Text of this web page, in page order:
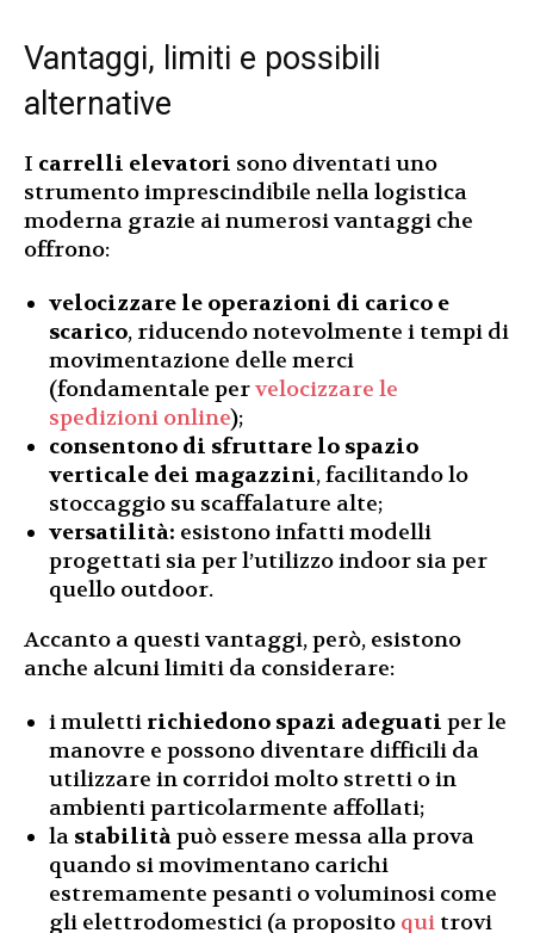
Vantaggi, limiti e possibili
alternative
I carrelli elevatori sono diventati uno
strumento imprescindibile nella logistica
moderna grazie ai numerosi vantaggi che
offrono:
velocizzare le operazioni di carico e
scarico, riducendo notevolmente i tempi di
movimentazione delle merci
(fondamentale pervelocizzare le
spedizioni online);
consentono di sfruttare lo spazio
verticale dei magazzini, facilitando lo
stoccaggio su scaffalature alte;
versatilità: esistono infatti modelli
progettati sia per l’utilizzo indoor sia per
quello outdoor.
Accanto a questi vantaggi, però, esistono
anche alcuni limiti da considerare:
i muletti richiedono spazi adeguati per le
manovre e possono diventare difficili da
utilizzare in corridoi molto stretti o in
ambienti particolarmente affollati;
la stabilitàpuò essere messa alla prova
quando si movimentano carichi
estremamente pesanti o voluminosi come
gli elettrodomestici (a proposito qui trovi